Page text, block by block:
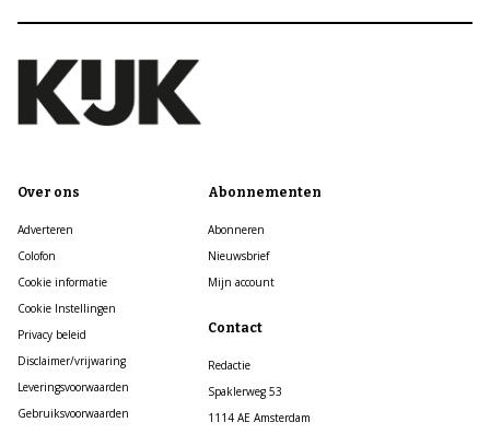
Over ons
Adverteren
Colofon
Cookie informatie
Cookie Instellingen
Privacy beleid
Disclaimer/vrijwaring
Leveringsvoorwaarden
Gebruiksvoorwaarden
Abonnementen
Abonneren
Nieuwsbrief
Mijn account
Contact
Redactie
Spaklerweg 53
1114 AE Amsterdam